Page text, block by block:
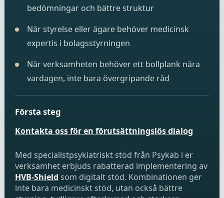
bedömningar och bättre struktur
När styrelse eller ägare behöver medicinsk
expertis i bolagsstyrningen
När verksamheten behöver ett bollplank nära
vardagen, inte bara övergripande råd
Första steg
Kontakta oss för en förutsättningslös dialog
Med specialistpsykiatriskt stöd från Psykab i er
verksamhet erbjuds rabatterad implementering av
HVB-Shield som digitalt stöd. Kombinationen ger
inte bara medicinskt stöd, utan också bättre